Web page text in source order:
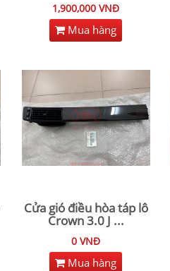
1,900,000 VNĐ
Mua hàng
Cửa gió điều hòa táp lô
Crown 3.0 J ...
0 VNĐ
Mua hàng